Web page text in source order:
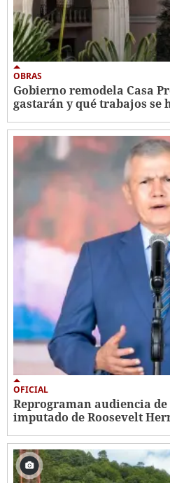
OBRAS
Gobierno remodela Casa
gastarán y qué trabajos se
OFICIAL
Reprograman audiencia
imputado de Roosevelt